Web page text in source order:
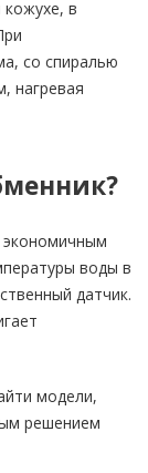
кожухе, в
со спиралью
нагревая
воды в
датчик.
модели,
решением